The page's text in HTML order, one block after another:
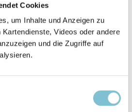
Cookies
um Inhalte und Anzeigen zu
Videos oder andere
und die Zugriffe auf
Kritik S. 44
Rassismus und den